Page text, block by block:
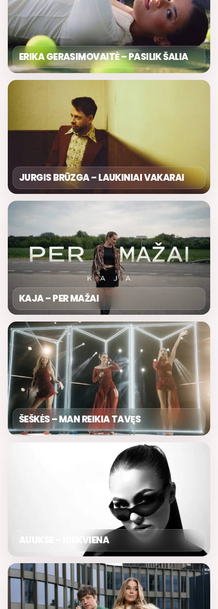
ERIKA GERASIMOVAITĖ – PASILIK ŠALIA
JURGIS BRŪZGA – LAUKINIAI VAKARAI
KAJA – PER MAŽAI
ŠEŠKĖS – MAN REIKIA TAVĘS
AUUKSE – KIEKVIENA